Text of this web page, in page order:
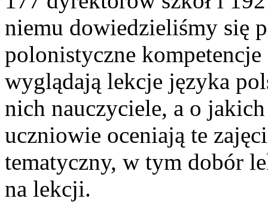
niemu dowiedzieliśmy się
polonistyczne
wyglądają lekcje języka
nich nauczyciele, a o
uczniowie oceniają te
tematyczny, w tym dobór
na lekcji.